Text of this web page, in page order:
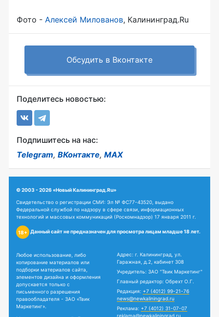
Фото - Алексей Милованов, Калининград.Ru
Обсудить в Вконтакте
Поделитесь новостью:
Подпишитесь на нас:
Telegram, ВКонтакте, MAX
© 2003 - 2026 «Новый Калининград.Ru»
Свидетельство о регистрации СМИ: Эл № ФС77-43520, выдано
Федеральной службой по надзору в сфере связи, информационных
технологий и массовых коммуникаций (Роскомнадзор) 17 января 2011 г.
18+ Данный сайт не предназначен для просмотра лицам младше 18 лет.
Любое использование, либо
копирование материалов или
подборки материалов сайта,
элементов дизайна и оформления
допускается только с
письменного разрешения
правообладателя - ЗАО «Твик
Маркетинг».
Адрес: г. Калининград, ул.
Гаражная, д.2, кабинет 308
Учредитель: ЗАО "Твик Маркетинг"
Главный редактор: Обрехт О.Г.
Редакция: +7 (4012) 99-21-76
news@newkaliningrad.ru
Реклама: +7 (4012) 31-07-07
reklama@newkaliningrad.ru